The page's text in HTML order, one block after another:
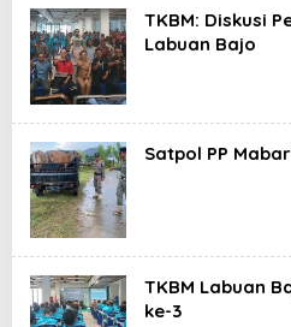
TKBM: Diskusi
Labuan Bajo
Satpol PP
TKBM Labuan
ke-3